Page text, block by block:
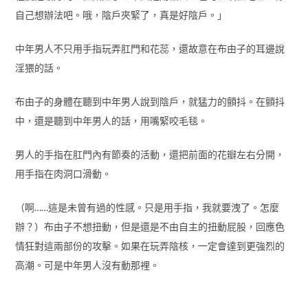
自己想辦法吧。哦，陰戶夾緊了，真是好陰戶。」
中年男人不只用手指玩弄肛門和花蕊，還故意在布由子的耳邊說
淫猥的話。
布由子的身體在聽到中年男人說到陰戶，就猛力的顫抖。在顫抖
中，還是聽到中年男人的話，用嘴緊咬毛毯。
男人的手指在肛門內有節奏的活動，還把前面的花瓣左右分開，
用手指在肉洞口滑動。
（啊……這是未曾有過的性感。只是用手指，我就要洩了。怎麼
辦？）布由子不想扭動，但是還是不由自主的扭動屁股，回應色
情狂對這兩部份的攻擊。如果在玩弄陰核，一定會達到更強烈的
高潮。可是中年男人沒有動那裡。